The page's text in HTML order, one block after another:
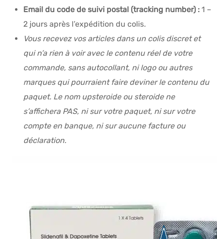
Email du code de suivi postal (tracking number) : 1 –
2 jours après l’expédition du colis.
Vous recevez vos articles dans un colis discret et
qui n’a rien à voir avec le contenu réel de votre
commande, sans autocollant, ni logo ou autres
marques qui pourraient faire deviner le contenu du
paquet. Le nom upsteroide ou steroide ne
s’affichera PAS, ni sur votre paquet, ni sur votre
compte en banque, ni sur aucune facture ou
déclaration.